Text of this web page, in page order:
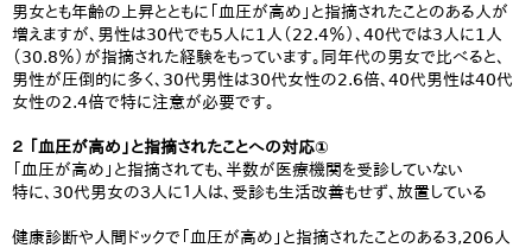
男女とも年齢の上昇とともに「血圧が高め」と指摘されたことのある人が
増えますが、男性は30代でも5人に1人（22.4％）、40代では3人に1人
（30.8％）が指摘された経験をもっています。同年代の男女で比べると、
男性が圧倒的に多く、30代男性は30代女性の2.6倍、40代男性は40代
女性の2.4倍で特に注意が必要です。
２ 「血圧が高め」と指摘されたことへの対応①
「血圧が高め」と指摘されても、半数が医療機関を受診していない
特に、30代男女の３人に１人は、受診も生活改善もせず、放置している
健康診断や人間ドックで「血圧が高め」と指摘されたことのある3,206人